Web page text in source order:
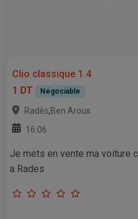
Clio classique 1.4
1 DT
Négociable
Radès,Ben Arous
16:06
Je mets en vente ma voiture
a Rades